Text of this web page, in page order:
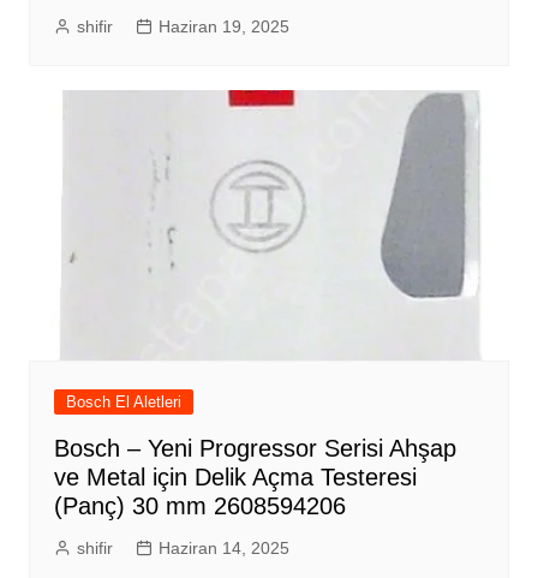
shifir Haziran 19, 2025
Bosch El Aletleri
Bosch – Yeni Progressor Serisi Ahşap
ve Metal için Delik Açma Testeresi
(Panç) 30 mm 2608594206
shifir Haziran 14, 2025